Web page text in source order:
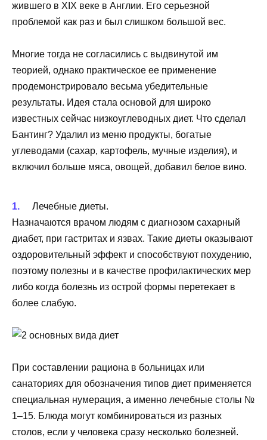
жившего в XIX веке в Англии. Его серьезной
проблемой как раз и был слишком большой вес.
Многие тогда не согласились с выдвинутой им
теорией, однако практическое ее применение
продемонстрировало весьма убедительные
результаты. Идея стала основой для широко
известных сейчас низкоуглеводных диет. Что сделал
Бантинг? Удалил из меню продукты, богатые
углеводами (сахар, картофель, мучные изделия), и
включил больше мяса, овощей, добавил белое вино.
Лечебные диеты.
Назначаются врачом людям с диагнозом сахарный
диабет, при гастритах и язвах. Такие диеты оказывают
оздоровительный эффект и способствуют похудению,
поэтому полезны и в качестве профилактических мер
либо когда болезнь из острой формы перетекает в
более слабую.
При составлении рациона в больницах или
санаториях для обозначения типов диет применяется
специальная нумерация, а именно лечебные столы №
1–15. Блюда могут комбинироваться из разных
столов, если у человека сразу несколько болезней.